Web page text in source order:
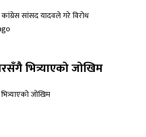
भित्र्याएको जोखिम